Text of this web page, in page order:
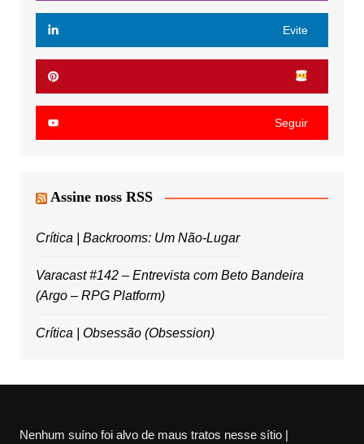
Evite
Seguir
Assine noss RSS
Crítica | Backrooms: Um Não-Lugar
Varacast #142 – Entrevista com Beto Bandeira
(Argo – RPG Platform)
Crítica | Obsessão (Obsession)
Nenhum suíno foi alvo de maus tratos nesse sítio |